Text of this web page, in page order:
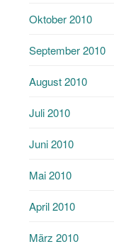
Oktober 2010
September 2010
August 2010
Juli 2010
Juni 2010
Mai 2010
April 2010
März 2010